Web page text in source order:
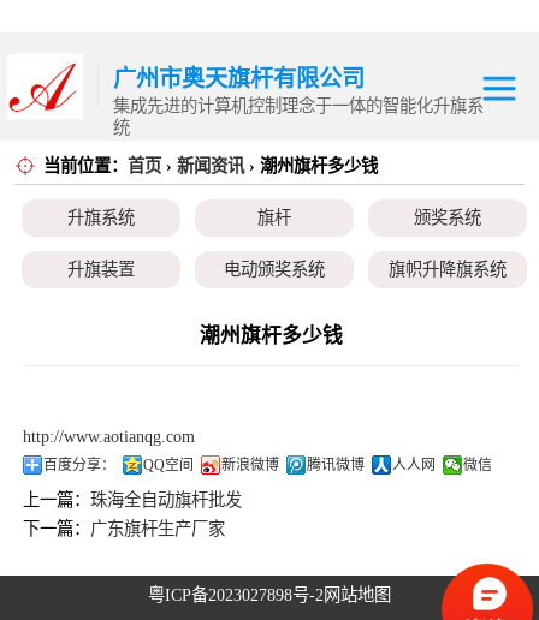
广州市奥天旗杆有限公司
集成先进的计算机控制理念于一体的智能化升旗系
统
当前位置： 首页 › 新闻资讯› 潮州旗杆多少钱
升旗系统 旗杆 颁奖系统
升旗装置 电动颁奖系统 旗帜升降旗系统
升降旗系统
潮州旗杆多少钱
http://www.aotianqg.com
百度分享： QQ空间 新浪微博 腾讯微博 人人网 微信
上一篇：珠海全自动旗杆批发
下一篇： 广东旗杆生产厂家
粤ICP备2023027898号-2 网站地图
升旗系统
颁奖系统
旗帜升降旗系统
颁奖旗
升降旗系统